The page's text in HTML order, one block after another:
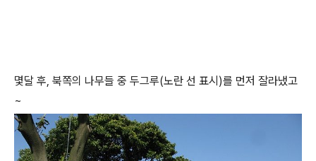
몇달 후, 북쪽의 나무들 중 두그루(노란 선 표시)를 먼저 잘라냈고
~